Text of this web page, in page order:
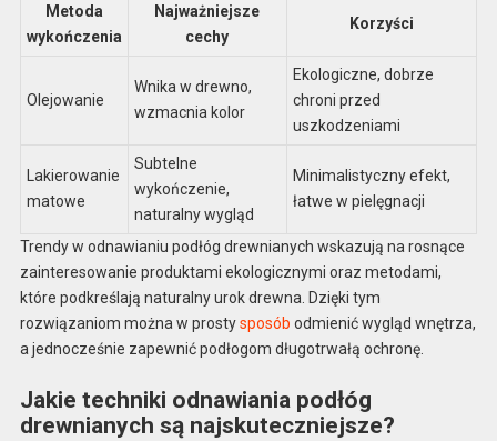
Metoda
wykończenia
Najważniejsze
cechy
Korzyści
Olejowanie
Wnika w drewno,
wzmacnia kolor
Ekologiczne, dobrze
chroni przed
uszkodzeniami
Lakierowanie
matowe
Subtelne
wykończenie,
naturalny wygląd
Minimalistyczny efekt,
łatwe w pielęgnacji
Trendy w odnawianiu podłóg drewnianych wskazują na rosnące
zainteresowanie produktami ekologicznymi oraz metodami,
które podkreślają naturalny urok drewna. Dzięki tym
rozwiązaniom można w prostysposób odmienić wygląd wnętrza,
a jednocześnie zapewnić podłogom długotrwałą ochronę.
Jakie techniki odnawiania podłóg
drewnianych są najskuteczniejsze?